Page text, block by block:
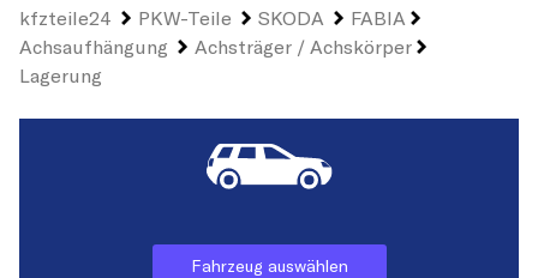
kfzteile24 PKW-Teile SKODA
FABIA
Achsaufhängung
Achsträger / Achskörper
Lagerung
Fahrzeug auswählen